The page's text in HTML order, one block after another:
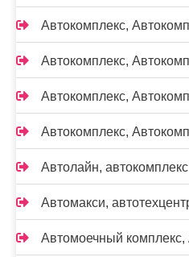
Автокомплекс,
Автокомплекс,
Автокомплекс,
Автокомплекс,
Автолайн, автокомплекс
Автомакси,
Автомоечный